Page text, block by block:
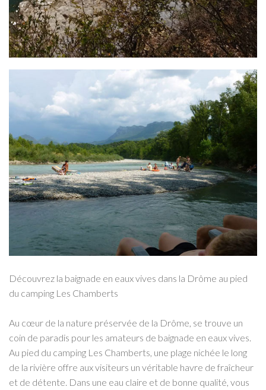
Découvrez la baignade en eaux vives dans la Drôme au pied
du camping Les Chamberts
Au cœur de la nature préservée de la Drôme, se trouve un
coin de paradis pour les amateurs de baignade en eaux vives.
Au pied du camping Les Chamberts, une plage nichée le long
de la rivière offre aux visiteurs un véritable havre de fraîcheur
et de détente. Dans une eau claire et de bonne qualité, vous